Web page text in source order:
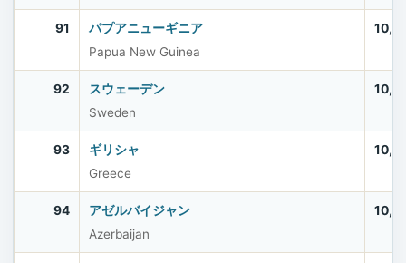
91
パプアニューギニア
Papua New Guinea
92
スウェーデン
Sweden
93
ギリシャ
Greece
94
アゼルバイジャン
Azerbaijan